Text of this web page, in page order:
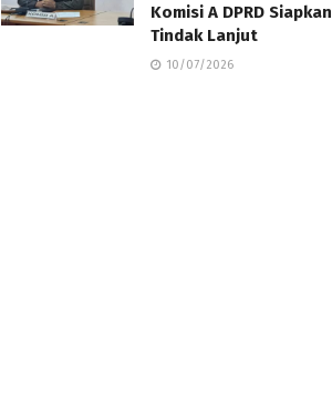
Komisi A DPRD Siapkan
Tindak Lanjut
10/07/2026